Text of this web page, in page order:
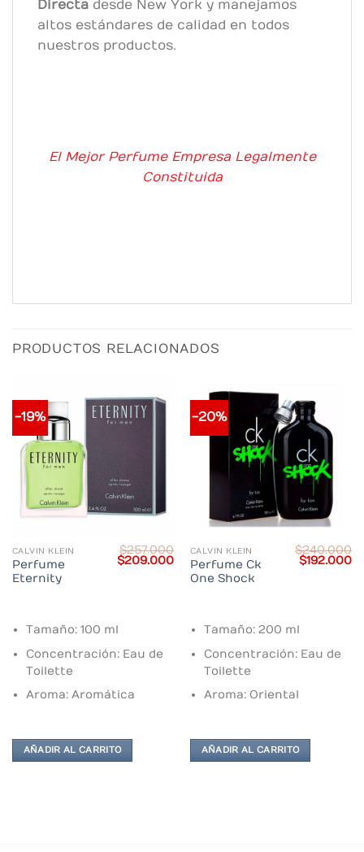
Directa desde New York y manejamos
altos estándares de calidad en todos
nuestros productos.
El Mejor Perfume Empresa Legalmente
Constituida
PRODUCTOS RELACIONADOS
-19%
CALVIN KLEIN
Perfume
Eternity
$257.000
Original
$209.000Current
price
Tamaño: 100 ml
Concentración: Eau de
Toilette
Aroma: Aromática
AÑADIR AL CARRITO
-20%
CALVIN KLEIN
Perfume Ck
One Shock
$240.000
Original
$192.000
Tamaño: 200 ml
Concentración: Eau de
Toilette
Aroma: Oriental
AÑADIR AL CARRITO